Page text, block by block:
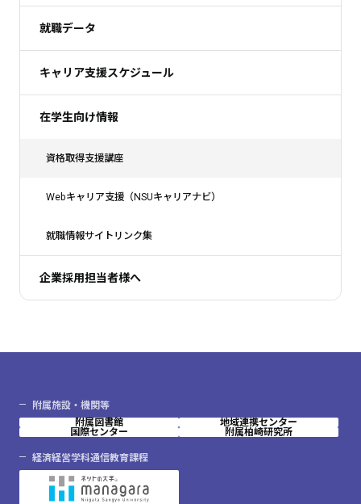
就職データ
キャリア支援スケジュール
在学生向け情報
資格取得支援講座
Webキャリア支援（NSUキャリアナビ）
就職情報サイトリンク集
企業採用担当者様へ
附属施設・機関等
附属図書館
地域連携センター
国際センター
附属柏崎研究所
経済経営学科通信教育課程